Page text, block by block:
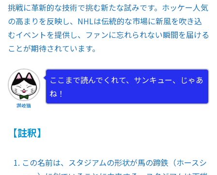
挑戦に革新的な技術で挑む新たな試みです。ホッケー人気
の高まりを反映し、NHLは伝統的な市場に新風を吹き込
むイベントを提供し、ファンに忘れられない瞬間を届ける
ことが期待されています。
讃岐猫
ここまで読んでくれて、サンキュー、じゃあ
ね！
【註釈】
この名前は、スタジアムの形状が馬の蹄鉄（ホースシ